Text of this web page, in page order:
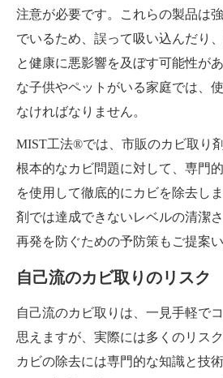
注意が必要です。これらの製品は
でいるため、誤って吸い込んだり
と健康に悪影響を及ぼす可能性が
な子供やペットがいる家庭では、
なければなりません。
MIST工法®では、市販のカビ取り
根本的なカビ問題に対して、専門
を使用して徹底的にカビを除去し
剤では達成できないレベルの清潔
再発を防ぐための予防策もご提案い
自己流のカビ取りのリスク
自己流のカビ取りは、一見手軽で
思えますが、実際には多くのリス
カビの除去には専門的な知識と技